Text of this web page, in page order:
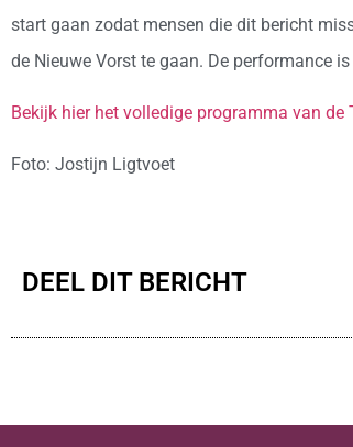
start gaan zodat mensen die dit bericht
de Nieuwe Vorst te gaan. De performance
Bekijk hier het volledige programma van
Foto: Jostijn Ligtvoet
DEEL DIT BERICHT